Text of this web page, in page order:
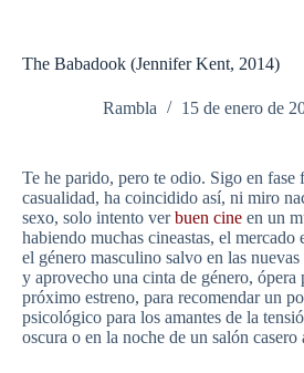
The Babadook (Jennifer Kent, 2014)
Rambla 15 de enero de
Te he parido, pero te odio. Sigo en fase
casualidad, ha coincidido así, ni miro
sexo, solo intento verbuen cine en un
habiendo muchas cineastas, el mercado
el género masculino salvo en las nuevas
y aprovecho una cinta de género, ópera
próximo estreno, para recomendar un
psicológico para los amantes de la
oscura o en la noche de un salón casero